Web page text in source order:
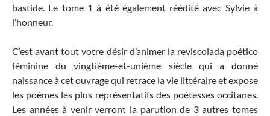
bastide. Le tome 1 à été également réédité avec Sylvie à
l’honneur.
C’est avant tout votre désir d’animer la reviscolada poético
féminine du vingtième-et-unième siècle qui a donné
naissance à cet ouvrage qui retrace la vie littéraire et expose
les poèmes les plus représentatifs des poétesses occitanes.
Les années à venir verront la parution de 3 autres tomes